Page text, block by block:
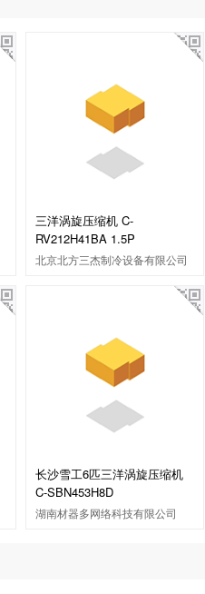
三洋涡旋压缩机 C-
RV212H41BA 1.5P
北京北方三杰制冷设备有限公司
长沙雪工6匹三洋涡旋压缩机
C-SBN453H8D
湖南材器多网络科技有限公司